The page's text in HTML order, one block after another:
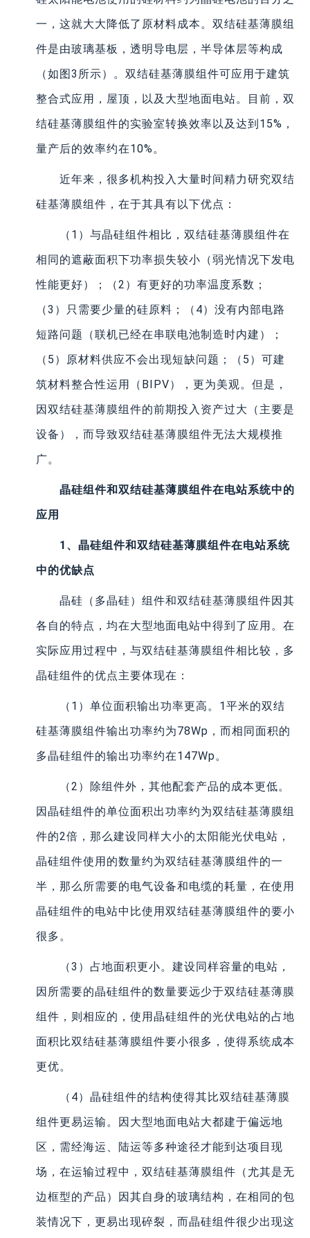
一，这就大大降低了原材料成本。双结硅基薄膜组
件是由玻璃基板，透明导电层，半导体层等构成
（如图3所示）。双结硅基薄膜组件可应用于建筑
整合式应用，屋顶，以及大型地面电站。目前，双
结硅基薄膜组件的实验室转换效率以及达到15%，
量产后的效率约在10%。
近年来，很多机构投入大量时间精力研究双结
硅基薄膜组件，在于其具有以下优点：
（1）与晶硅组件相比，双结硅基薄膜组件在
相同的遮蔽面积下功率损失较小（弱光情况下发电
性能更好）；（2）有更好的功率温度系数；
（3）只需要少量的硅原料；（4）没有内部电路
短路问题（联机已经在串联电池制造时内建）；
（5）原材料供应不会出现短缺问题；（5）可建
筑材料整合性运用（BIPV），更为美观。但是，
因双结硅基薄膜组件的前期投入资产过大（主要是
设备），而导致双结硅基薄膜组件无法大规模推
广。
晶硅组件和双结硅基薄膜组件在电站系统中的
应用
1、晶硅组件和双结硅基薄膜组件在电站系统
中的优缺点
晶硅（多晶硅）组件和双结硅基薄膜组件因其
各自的特点，均在大型地面电站中得到了应用。在
实际应用过程中，与双结硅基薄膜组件相比较，多
晶硅组件的优点主要体现在：
（1）单位面积输出功率更高。1平米的双结
硅基薄膜组件输出功率约为78Wp，而相同面积的
多晶硅组件的输出功率约在147Wp。
（2）除组件外，其他配套产品的成本更低。
因晶硅组件的单位面积出功率约为双结硅基薄膜组
件的2倍，那么建设同样大小的太阳能光伏电站，
晶硅组件使用的数量约为双结硅基薄膜组件的一
半，那么所需要的电气设备和电缆的耗量，在使用
晶硅组件的电站中比使用双结硅基薄膜组件的要小
很多。
（3）占地面积更小。建设同样容量的电站，
因所需要的晶硅组件的数量要远少于双结硅基薄膜
组件，则相应的，使用晶硅组件的光伏电站的占地
面积比双结硅基薄膜组件要小很多，使得系统成本
更优。
（4）晶硅组件的结构使得其比双结硅基薄膜
组件更易运输。因大型地面电站大都建于偏远地
区，需经海运、陆运等多种途径才能到达项目现
场，在运输过程中，双结硅基薄膜组件（尤其是无
边框型的产品）因其自身的玻璃结构，在相同的包
装情况下，更易出现碎裂，而晶硅组件很少出现这